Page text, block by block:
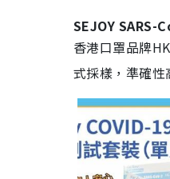
SEJOY SARS-
香港口罩品牌
式採樣，準確